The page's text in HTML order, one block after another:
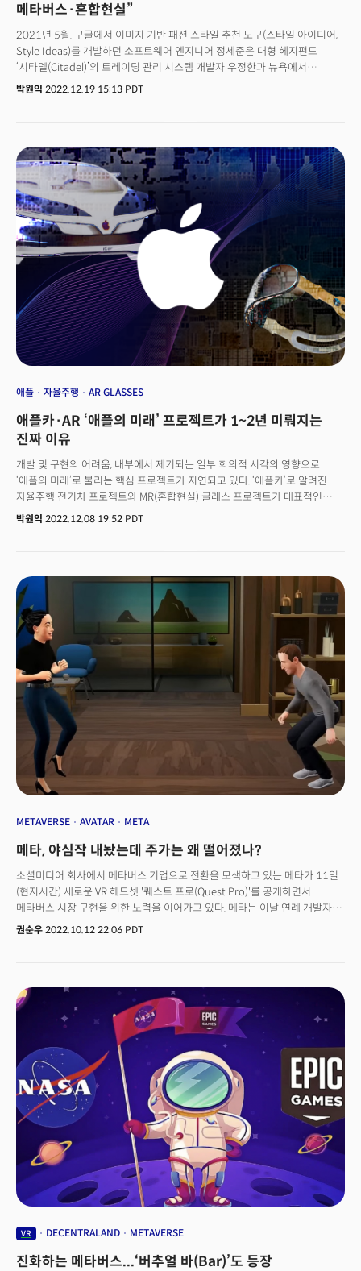
인플레이션의 영향으로 또 다른 부진한 해가 될 것"이라고 예상했습니다.
"애플이 소문대로 VR 헤드셋을 공개할지 여부에 관심이 쏠리고 있다"면서
"애플은 자신이 보유한 소프트웨어 생태계 속에서 매력적인 VR 헤드셋을
내놓을 것"이라고 전망했습니다. 에릭 애브루지스 ABI 리서치 책임연구원은
"애플이 성공적으로 VR 헤드셋을 내놓을 수는 있지만 수천 달러에 달하는
그리고 경기침체 우려 등이 내년 메타버스 시장 성장을 저해하는 요인이 될
것으로 보입니다.
메타버스·혼합현실”
2021년 5월. 구글에서 이미지 기반 패션 스타일 추천 도구(스타일 아이디어,
Style Ideas)를 개발하던 소프트웨어 엔지니어 정세준은 대형 헤지펀드
‘시타델(Citadel)’의 트레이딩 관리 시스템 개발자 우정한과 뉴욕에서
조우했다. 샌프란시스코 베이 에어리어(San Francisco Bay Area),
피츠버그에 위치한 명문 카네기멜론대에서 컴퓨터공학과 대학원생과
학부생으로 만난 게 인연의 시작이었다. “당시 한 스타트업에서 정한이와 잠시
함께 일했는데, 너무 똑똑해서 깜짝 놀랐던 기억이 있어요. 하나를 알려주면 세
개를 아는 친구였죠. 나중에 기회가 생기면 꼭 같이 일해야겠다고 그때
마음먹었습니다.” 두 청년은 뉴욕에서의 만남을 운명처럼 느꼈다. 언젠가 꼭
함께 창업하고 싶다고 생각만 해왔는데, 실제로 도전할 수 있는 여건이
마련됐기 때문이다. 창업 아이템은 메타버스(가상 세계) 및 혼합현실(Mixed
Reality)에 모두 적용 가능한 디지털 패션, 디지털 웨어러블(wearble) 기술로
잡았다.
박원익 2022.12.19 15:13 PDT
애플 자율주행 AR GLASSES
애플카·AR ‘애플의 미래’ 프로젝트가 1~2년 미뤄지는
진짜 이유
개발 및 구현의 어려움, 내부에서 제기되는 일부 회의적 시각의 영향으로
‘애플의 미래’로 불리는 핵심 프로젝트가 지연되고 있다. ‘애플카’로 알려진
자율주행 전기차 프로젝트와 MR(혼합현실) 글래스 프로젝트가 대표적인
예다. 인플레이션과 금리 인상, 경기 침체 우려 등도 프로젝트 지연에 영향을
자율주행차 대신 고속도로에서만 자율주행할 수 있는 자동차를 만드는 걸로
목표를 세부 조정했다. 일반 도로를 위한 ‘레벨5(운전자 불필요)’ 단계의 완전
자율주행 자동차를 만들려면 여전히 여러 현실적 제약이 있기 때문에 속도를
늦췄다는 것이다.
박원익 2022.12.08 19:52 PDT
METAVERSE AVATAR META
메타, 야심작 내놨는데 주가는 왜 떨어졌나?
소셜미디어 회사에서 메타버스 기업으로 전환을 모색하고 있는 메타가 11일
(현지시간) 새로운 VR 헤드셋 '퀘스트 프로(Quest Pro)'를 공개하면서
메타버스 시장 구현을 위한 노력을 이어가고 있다. 메타는 이날 연례 개발자
컨퍼런스인 '메타 커넥트 2022' 행사를 개최하고, 가상세계와 실제 세계를
세계와 VR 세계를 연결하는 모습을 선보였다. 대화 상대가 실제 웃고, 먹는
몸동작을 가상공간에 구현하면서 주목을 받았다. '메타 커넥트 2022'에서
드러난 메타의 방향은 분명했다. 바로 '사람들이 원하고, 필요로 하는
메타버스의 구현'이다. 실제 이날 마크 저커버그 메타 CEO는 "지난해
메타버스(Metaverse, 가상 세계)를 향한 비전을 제시했고, 올해는 그 비전에
도달하기 위한 큰 발걸음을 디뎠다"라고 자평했다. 메타의 새 기술을 바라보는
업계의 반응은 어땠을까. 'MIT 테크놀로지 리뷰' 역시 "메타가 필사적으로
메타버스 구현을 위해 노력하고 있다"라고 분석했다. 이 매체는 특히 메타의
메타버스 내 소셜미디어 플랫폼인 '호라이즌 월드'를 모바일과 데스크톱
사용자에게 공개하고, 헤드셋이 없는 사람들도 가상 세계에 접근할 수 있도록
했다는 사실에 주목했다.매체는 "가상세계를 이용자들이 익숙한 문자 메시지,
인스타그램 플랫폼 방식으로 접근하게 되면 메타버스에 관심이 없던 이들에게
새로운 세계를 경험할 수 있는 기회를 제공할 것"이라고 전했다. 특히 '아바타
다리'에도 주목했다. 그간 메타버스 상에서는 유령처럼 떠도는 아바타만이
아바타가 걷거나 달릴 수 있고, 디지털 의상을 입을 수 있도록 하는 새로운
어려운 일이었다"라고 언급하기도 했다. 이에 대해 MIT 테크놀로지 리뷰는
권순우 2022.10.12 22:06 PDT
VR DECENTRALAND METAVERSE
진화하는 메타버스...‘버추얼 바(Bar)’도 등장